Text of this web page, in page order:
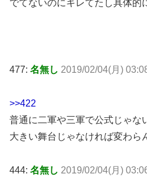
でてないのにキレてたし具体的
477: 名無し 2019/02/04(月)
>>422
普通に二軍や三軍で公式じゃな
大きい舞台じゃなければ変わら
444: 名無し 2019/02/04(月)